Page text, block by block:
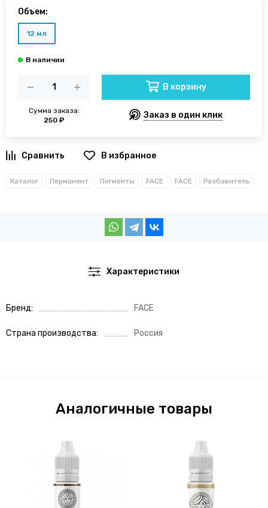
Объем:
12 мл
Сумма заказа:
250 ₽
В корзину
Заказ в один клик
В избранное
Каталог Перманент Пигменты FACE FACE Разбавитель
Характеристики
Бренд FACE
Страна производства Россия
Аналогичные товары